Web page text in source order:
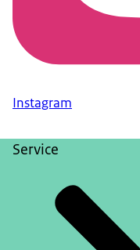
Instagram
Service